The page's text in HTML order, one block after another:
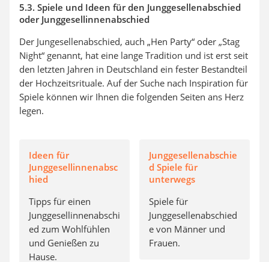
5.3. Spiele und Ideen für den Junggesellenabschied
oder Junggesellinnenabschied
Der Jungesellenabschied, auch „Hen Party“ oder „Stag
Night“ genannt, hat eine lange Tradition und ist erst seit
den letzten Jahren in Deutschland ein fester Bestandteil
der Hochzeitsrituale. Auf der Suche nach Inspiration für
Spiele können wir Ihnen die folgenden Seiten ans Herz
legen.
Ideen für
Junggesellinnenabsc
hied
Tipps für einen
Junggesellinnenabschi
ed zum Wohlfühlen
und Genießen zu
Hause.
Junggesellenabschie
d Spiele für
unterwegs
Spiele für
Junggesellenabschied
e von Männer und
Frauen.